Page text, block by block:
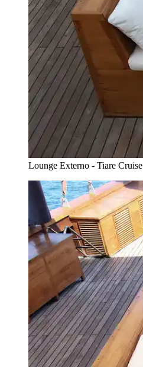
Lounge Externo - Tiare Cruise